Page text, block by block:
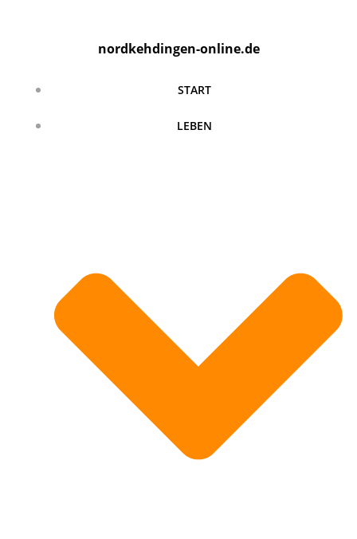
nordkehdingen-online.de
START
LEBEN